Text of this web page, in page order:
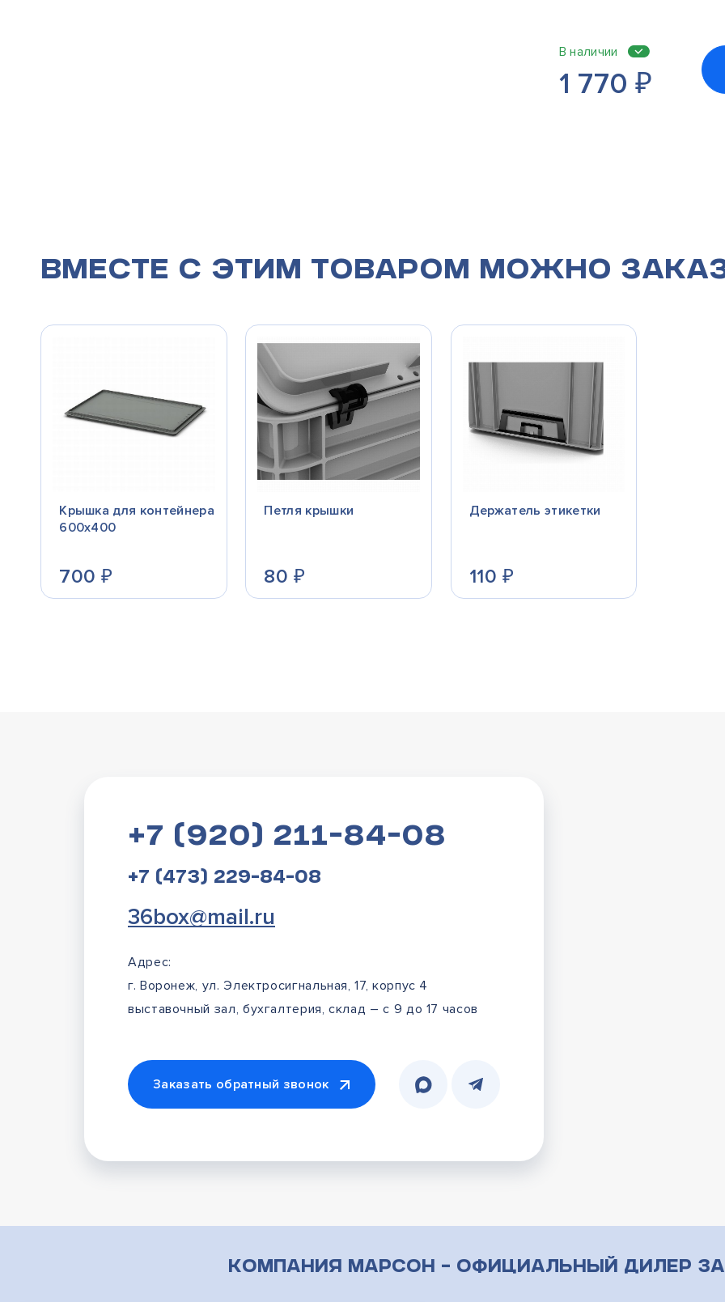
В наличии
1 770 ₽
Вместе с этим товаром можно
Крышка для контейнера
600x400
700₽
Петля крышки
80 ₽
Держатель этикетки
110 ₽
+7 (920) 211-84-08
+7 (473) 229-84-08
36box@mail.ru
Адрес:
г. Воронеж, ул. Электросигнальная, 17, корпус 4
выставочный зал, бухгалтерия, склад – с 9 до 17 часов
Заказать обратный звонок
Компания Марсон – официальный дилер